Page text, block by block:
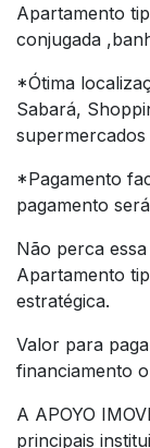
Apartamento
conjugada
*Ótima
Sabará,
*Pagamento
pagamento
Não perca
Apartamento
estratégica.
Valor para
financiamento
A APOYO
principais